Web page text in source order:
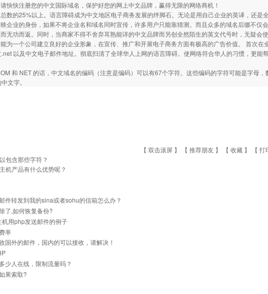
快快注册您的中文国际域名，保护好您的网上中文品牌，赢得无限的网络商机！
数的25%以上。语言障碍成为中文地区电子商务发展的绊脚石。无论是用自己企业的英译，还是
企业的身份，如果不将企业名和域名同时宣传，许多用户只能靠猜测。而且众多的域名后缀不仅
无功而返。同时，当商家不得不舍弃耳熟能详的中文品牌而另创全然陌生的英文代号时，无疑会
为一个公司建立良好的企业形象，在宣传、推广和开展电子商务方面有极高的广告价值。 首次在
以及中文电子邮件地址。彻底扫清了全球华人上网的语言障碍。使网络符合华人的习惯，更能
和 NET 的话，中文域名的编码（注意是编码）可以有67个字符。这些编码的字符可能是字母
文字。
【 双击滚屏 】 【 推荐朋友 】 【 收藏 】 【 打
包含那些字符？
机产品有什么优势呢？
件转发到我的sina或者sohu的信箱怎么办？
了,如何恢复备份?
用php发送邮件的例子
率
国外的邮件，国内的可以接收，请解决！
少人在线，限制流量吗？
果索取?